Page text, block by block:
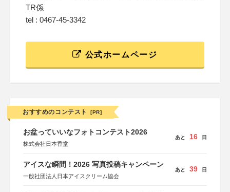
TR係
tel : 0467-45-3342
公式ホームページ
おすすめのコンテスト [PR]
お盆っていいなフォトコンテスト2026
株式会社日本香堂
あと 16 日
アイスな瞬間！2026 写真投稿キャンペーン
一般社団法人日本アイスクリーム協会
あと 39 日